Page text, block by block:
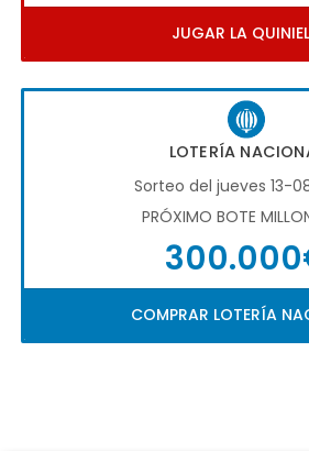
JUGAR LA
LOTERÍA
Sorteo del jueves 13-
PRÓXIMO BOTE
COMPRAR LOTERÍA